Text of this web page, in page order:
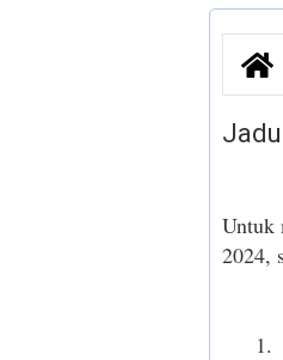
Untuk
2024,
1.